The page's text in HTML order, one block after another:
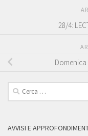
28/4:
Domenica
Ricerca
per:
AVVISI E